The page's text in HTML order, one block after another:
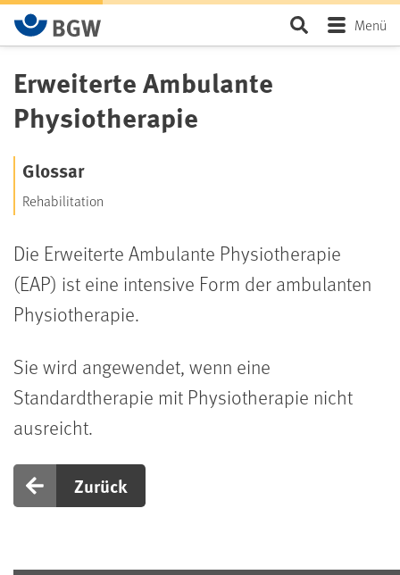
Zum Hauptinhalt springen SeiteMenü
Erweiterte Ambulante
Physiotherapie
Glossar
Rehabilitation
Die Erweiterte Ambulante Physiotherapie
(EAP) ist eine intensive Form der ambulanten
Physiotherapie.
Sie wird angewendet, wenn eine
Standardtherapie mit Physiotherapie nicht
ausreicht.
Zurück